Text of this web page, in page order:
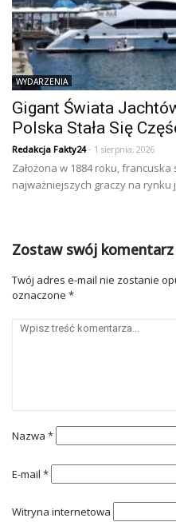
WYDARZENIA
Gigant Świata
Polska Stała Się
Redakcja Fakty24- 1 sierpnia, 2026
Założona w 1884 roku,
najważniejszych graczy na rynku
Zostaw swój komentarz
Twój adres e-mail nie zostanie
oznaczone *
Nazwa *
E-mail *
Witryna internetowa